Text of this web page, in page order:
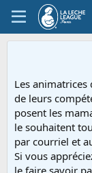
Les
de leurs
posent les
le souhaitent
par courriel et
Si vous
le faire savoir